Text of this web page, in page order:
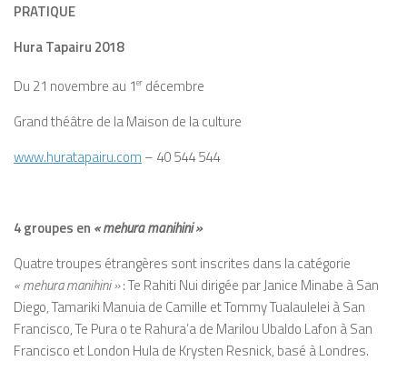
PRATIQUE
Hura Tapairu 2018
Du 21 novembre au 1er décembre
Grand théâtre de la Maison de la culture
www.huratapairu.com – 40 544 544
4 groupes en « mehura manihini »
Quatre troupes étrangères sont inscrites dans la catégorie
« mehura manihini »: Te Rahiti Nui dirigée par Janice Minabe à San
Diego, Tamariki Manuia de Camille et Tommy Tualaulelei à San
Francisco, Te Pura o te Rahura’a de Marilou Ubaldo Lafon à San
Francisco et London Hula de Krysten Resnick, basé à Londres.